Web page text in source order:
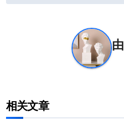
相关文章